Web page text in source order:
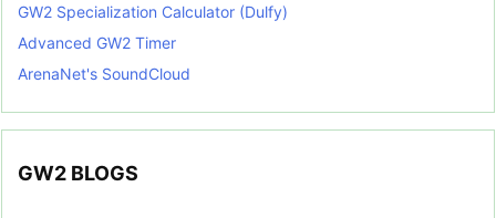
GW2 Specialization Calculator (Dulfy)
Advanced GW2 Timer
ArenaNet's SoundCloud
GW2 BLOGS